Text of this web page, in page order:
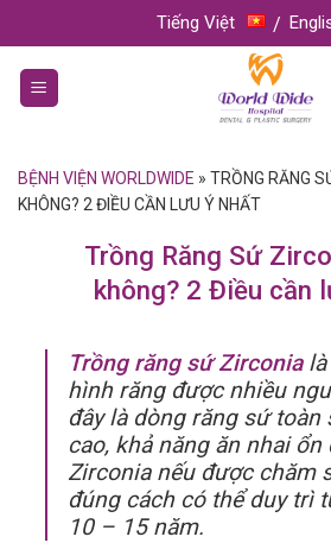
to
content
Tiếng Việt
BỆNH VIỆN WORLDWIDE » TRỒNG RĂNG
KHÔNG? 2 ĐIỀU CẦN LƯU Ý NHẤT
Trồng Răng Sứ
không? 2 Điều cần
Trồng răng sứ Zirconialà
hình răng được nhiều
đây là dòng răng sứ toàn
cao, khả năng ăn nhai ổn
Zirconia nếu được chăm
đúng cách có thể duy trì
10 – 15 năm.